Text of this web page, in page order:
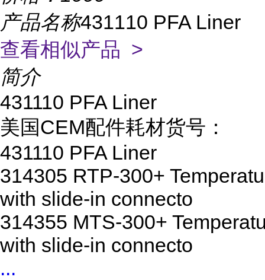
产品名称431110 PFA Liner
查看相似产品 >
简介
431110 PFA Liner
美国CEM配件耗材货号：
431110 PFA Liner
314305 RTP-300+
with slide-in connecto
314355 MTS-300+
with slide-in connecto
...